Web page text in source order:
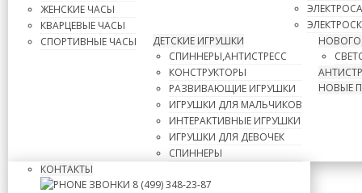
ЖЕНСКИЕ ЧАСЫ
КВАРЦЕВЫЕ ЧАСЫ
СПОРТИВНЫЕ ЧАСЫ
ДЕТСКИЕ ИГРУШКИ
СПИННЕРЫ,АНТИСТРЕСС
КОНСТРУКТОРЫ
РАЗВИВАЮЩИЕ ИГРУШКИ
ИГРУШКИ ДЛЯ МАЛЬЧИКОВ
ИНТЕРАКТИВНЫЕ ИГРУШКИ
ИГРУШКИ ДЛЯ ДЕВОЧЕК
СПИННЕРЫ
НОВЫЕ
КОНТАКТЫ
ЗВОНКИ 8 (499) 348-23-87